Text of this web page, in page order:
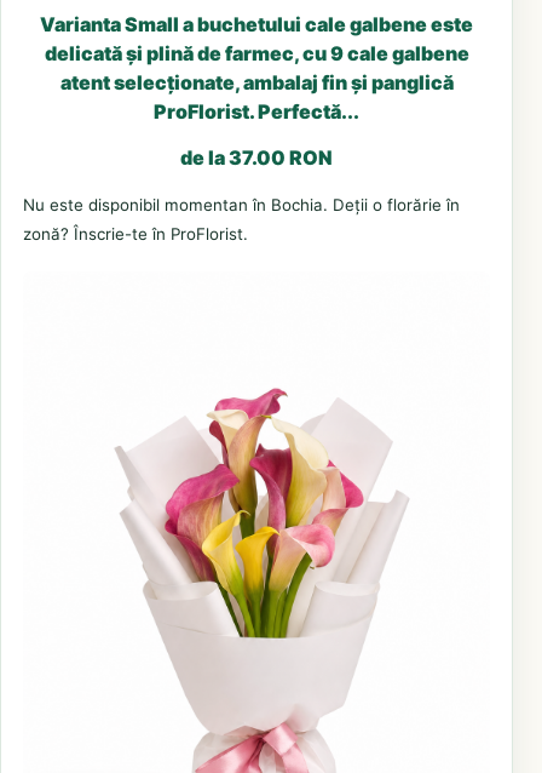
Varianta Small a buchetului cale galbene este
delicată și plină de farmec, cu 9 cale galbene
atent selecționate, ambalaj fin și panglică
ProFlorist. Perfectă...
de la 37.00 RON
Nu este disponibil momentan în Bochia. Deții o florărie în
zonă? Înscrie-te în ProFlorist.